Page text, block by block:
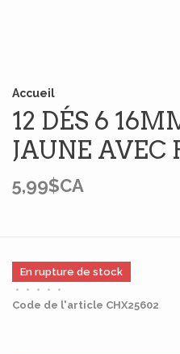
Accueil
12 DÉS 6
JAUNE AVEC
5,99$CA
En rupture de stock
•
• • •
•
Code de l'article CHX25602